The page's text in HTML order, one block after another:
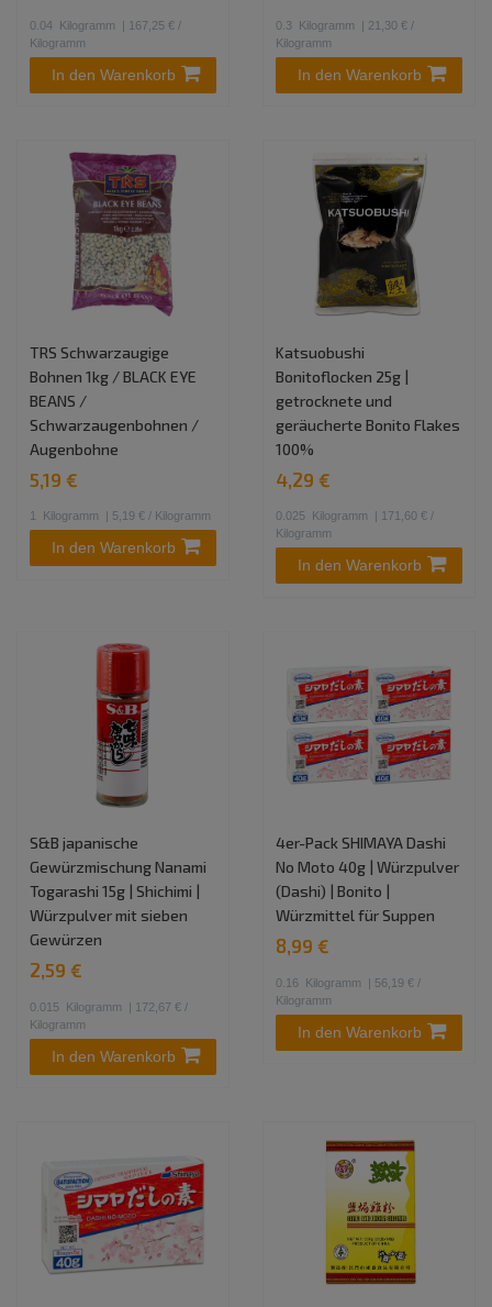
0.04 Kilogramm
| 167,25 € /
Kilogramm
In den Warenkorb
0.3 Kilogramm
| 21,30 € /
Kilogramm
In den Warenkorb
TRS Schwarzaugige
Bohnen 1kg / BLACK EYE
BEANS /
Schwarzaugenbohnen /
Augenbohne
5,19 €
1 Kilogramm | 5,19 € / Kilogramm
In den Warenkorb
Katsuobushi
Bonitoflocken 25g |
getrocknete und
geräucherte Bonito Flakes
100%
4,29 €
0.025 Kilogramm
| 171,60 € /
Kilogramm
In den Warenkorb
S&B japanische
Gewürzmischung Nanami
Togarashi 15g | Shichimi |
Würzpulver mit sieben
Gewürzen
2,59 €
0.015 Kilogramm
| 172,67 € /
Kilogramm
In den Warenkorb
4er-Pack SHIMAYA Dashi
No Moto 40g | Würzpulver
(Dashi) | Bonito |
Würzmittel für Suppen
8,99 €
0.16 Kilogramm
| 56,19 € /
Kilogramm
In den Warenkorb